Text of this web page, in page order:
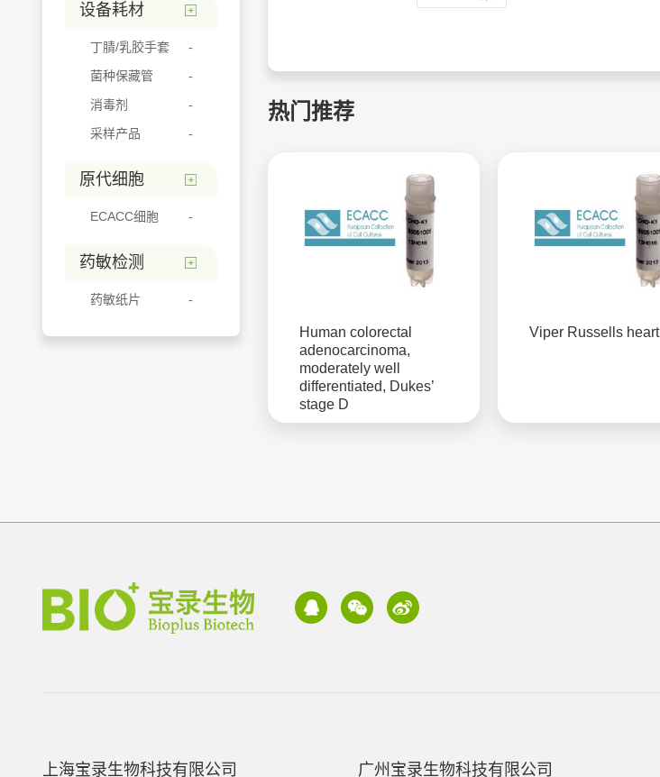
设备耗材
丁腈/乳胶手套
菌种保藏管
消毒剂
采样产品
原代细胞
ECACC细胞
药敏检测
药敏纸片
热门推荐
Human colorectal
adenocarcinoma,
moderately well
differentiated, Dukes’
stage D
Viper Russells heart
上海宝录生物科技有限公司 广州宝录生物科技有限公司